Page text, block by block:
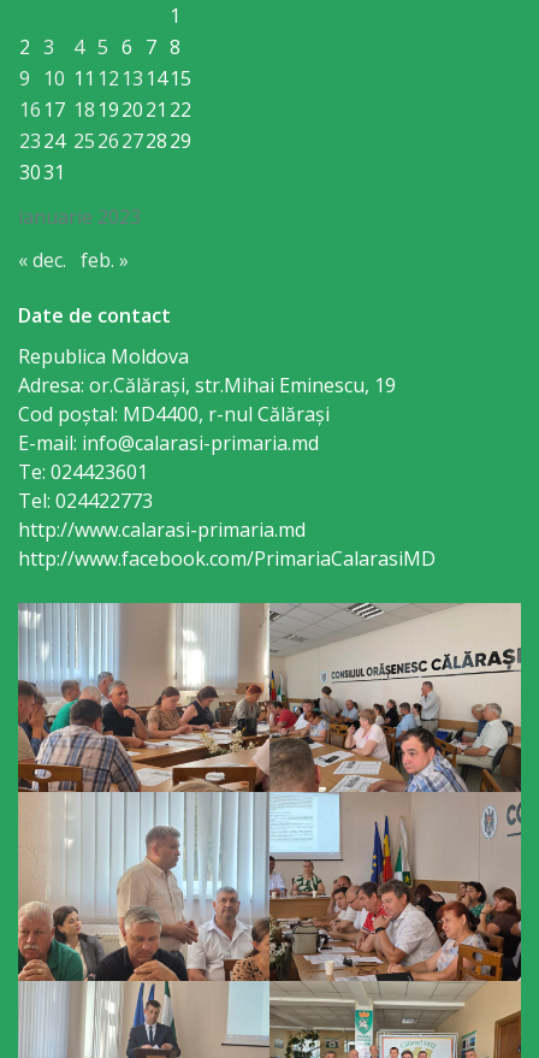
ianuarie 2023
1
2 3 4 5 6 7 8
9
10 11 12 13 1415
16 17 18 192021 22
2324 2526272829
3031
« dec. feb. »
Date de contact
Republica Moldova
Adresa: or.Călăraşi, str.Mihai Eminescu, 19
Cod poștal: MD4400, r-nul Călăraşi
E-mail: info@calarasi-primaria.md
Te: 024423601
Tel: 024422773
http://www.calarasi-primaria.md
http://www.facebook.com/PrimariaCalarasiMD